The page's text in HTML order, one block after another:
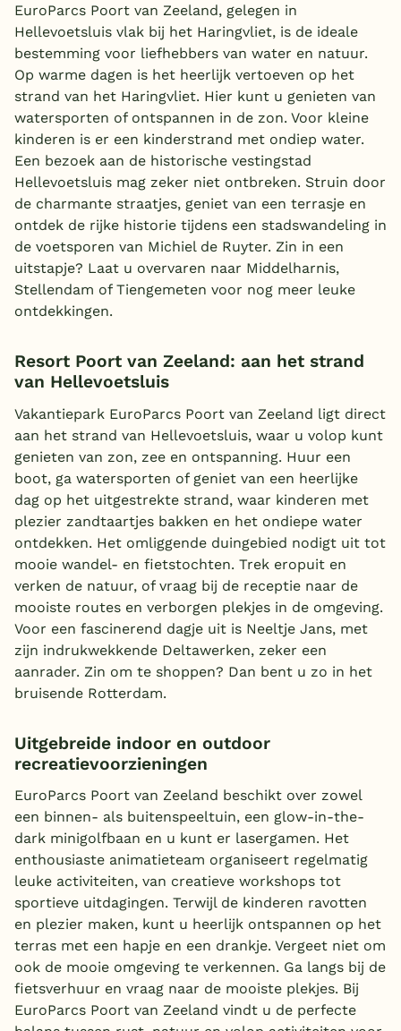
EuroParcs Poort van Zeeland, gelegen in
Hellevoetsluis vlak bij het Haringvliet, is de ideale
bestemming voor liefhebbers van water en natuur.
Op warme dagen is het heerlijk vertoeven op het
strand van het Haringvliet. Hier kunt u genieten van
watersporten of ontspannen in de zon. Voor kleine
kinderen is er een kinderstrand met ondiep water.
Een bezoek aan de historische vestingstad
Hellevoetsluis mag zeker niet ontbreken. Struin door
de charmante straatjes, geniet van een terrasje en
ontdek de rijke historie tijdens een stadswandeling in
de voetsporen van Michiel de Ruyter. Zin in een
uitstapje? Laat u overvaren naar Middelharnis,
Stellendam of Tiengemeten voor nog meer leuke
ontdekkingen.
Resort Poort van Zeeland: aan het strand
van Hellevoetsluis
Vakantiepark EuroParcs Poort van Zeeland ligt direct
aan het strand van Hellevoetsluis, waar u volop kunt
genieten van zon, zee en ontspanning. Huur een
boot, ga watersporten of geniet van een heerlijke
dag op het uitgestrekte strand, waar kinderen met
plezier zandtaartjes bakken en het ondiepe water
ontdekken. Het omliggende duingebied nodigt uit tot
mooie wandel- en fietstochten. Trek eropuit en
verken de natuur, of vraag bij de receptie naar de
mooiste routes en verborgen plekjes in de omgeving.
Voor een fascinerend dagje uit is Neeltje Jans, met
zijn indrukwekkende Deltawerken, zeker een
aanrader. Zin om te shoppen? Dan bent u zo in het
bruisende Rotterdam.
Uitgebreide indoor en outdoor
recreatievoorzieningen
EuroParcs Poort van Zeeland beschikt over zowel
een binnen- als buitenspeeltuin, een glow-in-the-
dark minigolfbaan en u kunt er lasergamen. Het
enthousiaste animatieteam organiseert regelmatig
leuke activiteiten, van creatieve workshops tot
sportieve uitdagingen. Terwijl de kinderen ravotten
en plezier maken, kunt u heerlijk ontspannen op het
terras met een hapje en een drankje. Vergeet niet om
ook de mooie omgeving te verkennen. Ga langs bij de
fietsverhuur en vraag naar de mooiste plekjes. Bij
EuroParcs Poort van Zeeland vindt u de perfecte